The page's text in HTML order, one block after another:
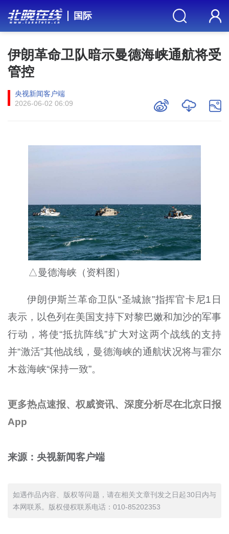
国际
伊朗革命卫队暗示曼德海峡通航将受
管控
央视新闻客户端
2026-06-02 06:09
△曼德海峡（资料图）
伊朗伊斯兰革命卫队“圣城旅”指挥官卡尼1日
表示，以色列在美国支持下对黎巴嫩和加沙的军事
行动，将使“抵抗阵线”扩大对这两个战线的支持
并“激活”其他战线，曼德海峡的通航状况将与霍尔
木兹海峡“保持一致”。
更多热点速报、权威资讯、深度分析尽在北京日报
App
来源：央视新闻客户端
如遇作品内容、版权等问题，请在相关文章刊发之日起30日内与
本网联系。版权侵权联系电话：010-85202353